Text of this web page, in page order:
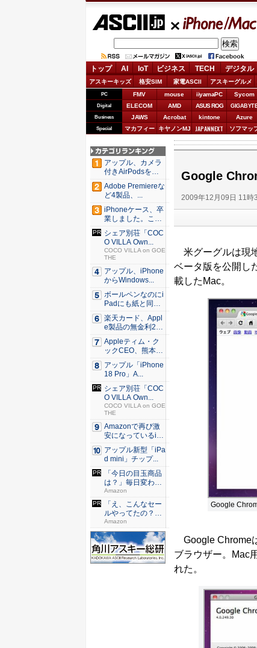
iPhone/Mac
トップ AI IoT ビジネス TECH デジタル
アスキーキッズ 格安SIM 家電ASCII アスキーグルメ
PC FMV mouse iiyamaPC Sycom
Digital ELECOM AMD ASUS ROG GIGABYTE
Business JAWS Acrobat kintone Azure
Special マカフィー キヤノンMJ JAPANNEXT ソフマッ
Google
2009年12月09日 11時
米グーグルは現
ベータ版を公開し
載したMac。
Google
Google Chrome
ブラウザー。Mac
れた。
アップル、カメラ
付きAirPodsを年
内...
Adobe Premiereな
ど4製品、...
iPhoneケース、卒
業しました。これ
か...
シェア別荘「COC
O VILLA Own...
COCO VILLA on GOE
THE
アップル、iPhone
からWindows...
ボールペンなのにi
Padにも紙と同じ
滑ら...
楽天カード、Appl
e製品の無金利24
回...
Appleティム・ク
ックCEO、熊本に
支...
アップル「iPhone
18 Pro」A...
シェア別荘「COC
O VILLA Own...
COCO VILLA on GOE
THE
Amazonで再び激
安になっているiP
h...
アップル新型「iPa
d mini」チップ...
「今日の目玉商品
は？」毎日変わる
Amaz...
Amazon
「え、こんなセー
ルやってたの？」
80％O...
Amazon